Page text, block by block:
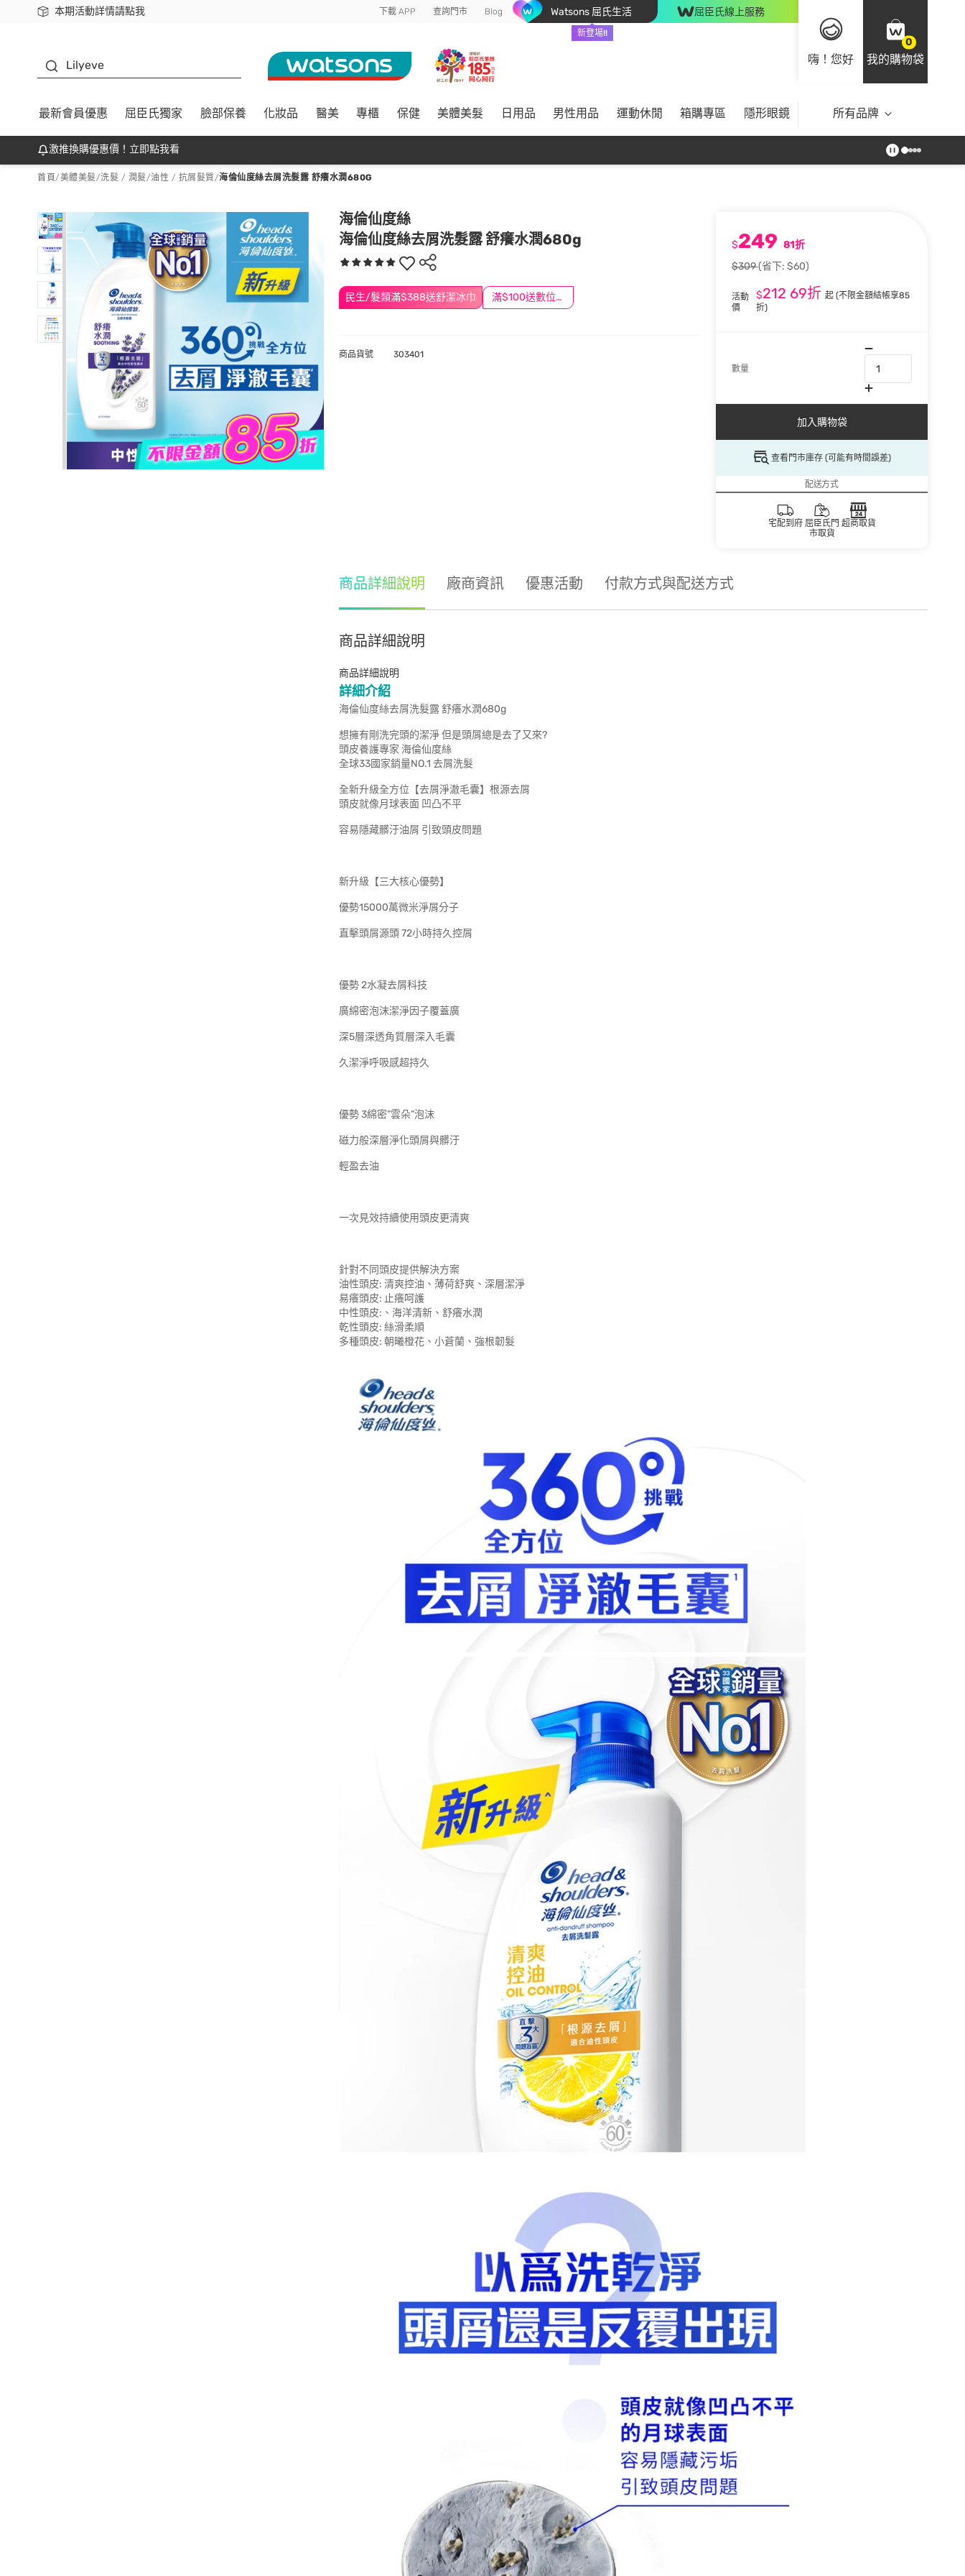
本期活動詳情請點我
下載app最高回饋$350 下載 APP 查詢門市 Blog Watsons 屈氏生活
新登場!!
屈臣氏線上服務
嗨！您好
0
我的購物袋
Lilyeve
最新會員優惠 屈臣氏獨家 臉部保養 化妝品 醫美 專櫃 保健 美體美髮 日用品 男性用品 運動休閒 箱購專區 隱形眼鏡 所有品牌
激推換購優惠價！立即點我看
首頁/美體美髮/洗髮 / 潤髮/油性 / 抗屑髮質/海倫仙度絲去屑洗髮露 舒癢水潤680G
海倫仙度絲
海倫仙度絲去屑洗髮露 舒癢水潤680g
民生/髮類滿$388送舒潔冰巾 滿$100送數位印花
$249 81折
$309(省下: $60)
活動
價
$212 69折 起 (不限金額結帳享85
折)
數量
加入購物袋
查看門市庫存 (可能有時間誤差)
配送方式
宅配到府 屈臣氏門
市取貨
超商取貨
商品貨號 303401
商品詳細說明 廠商資訊 優惠活動 付款方式與配送方式
商品詳細說明
商品詳細說明
詳細介紹
海倫仙度絲去屑洗髮露 舒癢水潤680g
想擁有剛洗完頭的潔淨 但是頭屑總是去了又來?
頭皮養護專家 海倫仙度絲
全球33國家銷量NO.1 去屑洗髮
全新升級全方位【去屑淨澈毛囊】根源去屑
頭皮就像月球表面 凹凸不平
容易隱藏髒汙油屑 引致頭皮問題
新升級【三大核心優勢】
優勢15000萬微米淨屑分子
直擊頭屑源頭 72小時持久控屑
優勢 2水凝去屑科技
廣綿密泡沫潔淨因子覆蓋廣
深5層深透角質層深入毛囊
久潔淨呼吸感超持久
優勢 3綿密”雲朵”泡沫
磁力般深層淨化頭屑與髒汙
輕盈去油
一次見效持續使用頭皮更清爽
針對不同頭皮提供解決方案
油性頭皮: 清爽控油、薄荷舒爽、深層潔淨
易癢頭皮: 止癢呵護
中性頭皮:、海洋清新、舒癢水潤
乾性頭皮: 絲滑柔順
多種頭皮: 朝曦橙花、小蒼蘭、強根韌髮